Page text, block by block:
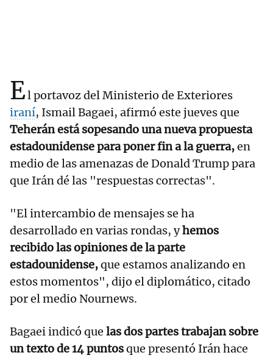
El portavoz del Ministerio de Exteriores
iraní, Ismail Bagaei, afirmó este jueves que
Teherán está sopesando una nueva propuesta
estadounidense para poner fin a la guerra,en
medio de las amenazas de Donald Trump para
que Irán dé las "respuestas correctas".
"El intercambio de mensajes se ha
desarrollado en varias rondas, yhemos
recibido las opiniones de la parte
estadounidense,que estamos analizando en
estos momentos", dijo el diplomático, citado
por el medio Nournews.
Bagaei indicó que las dos partes trabajan sobre
un texto de 14 puntosque presentó Irán hace